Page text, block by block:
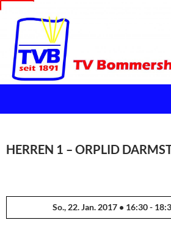
HERREN 1 – ORPLID
So., 22. Jan. 2017 • 16:30 -